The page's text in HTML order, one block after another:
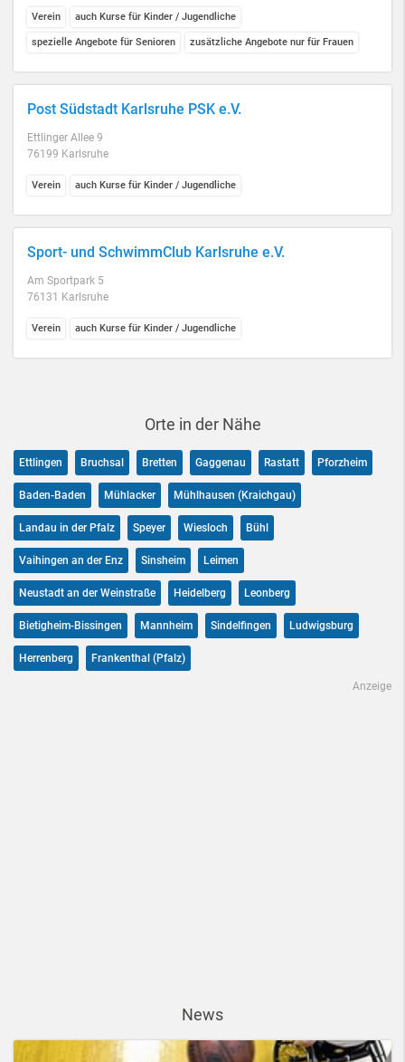
Verein auch Kurse für Kinder / Jugendliche
spezielle Angebote für Senioren zusätzliche Angebote nur für Frauen
Post Südstadt Karlsruhe PSK e.V.
Ettlinger Allee 9
76199 Karlsruhe
Verein auch Kurse für Kinder / Jugendliche
Sport- und SchwimmClub Karlsruhe e.V.
Am Sportpark 5
76131 Karlsruhe
Verein auch Kurse für Kinder / Jugendliche
Orte in der Nähe
Ettlingen Bruchsal Bretten Gaggenau Rastatt Pforzheim
Baden-Baden Mühlacker Mühlhausen (Kraichgau)
Landau in der Pfalz Speyer Wiesloch Bühl
Vaihingen an der Enz Sinsheim Leimen
Neustadt an der Weinstraße Heidelberg Leonberg
Bietigheim-Bissingen Mannheim Sindelfingen Ludwigsburg
Herrenberg Frankenthal (Pfalz)
Anzeige
News